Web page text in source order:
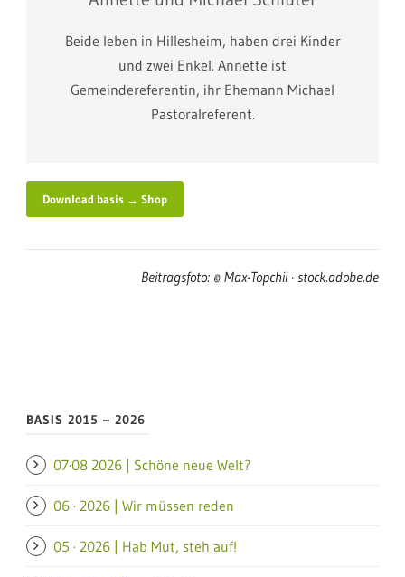
Beide leben in Hillesheim, haben drei Kinder
und zwei Enkel. Annette ist
Gemeindereferentin, ihr Ehemann Michael
Pastoralreferent.
Download basis → Shop
Beitragsfoto: © Max-Topchii · stock.adobe.de
BASIS 2015 – 2026
07·08 2026 | Schöne neue Welt?
06 · 2026 | Wir müssen reden
05 · 2026 | Hab Mut, steh auf!